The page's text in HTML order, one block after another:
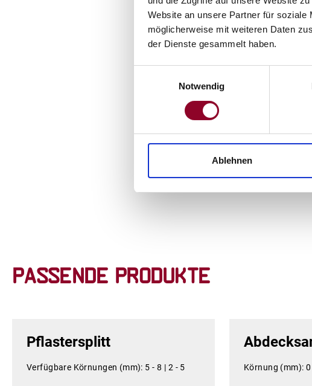
Website an unsere Partner für soziale
möglicherweise mit weiteren Daten
der Dienste gesammelt haben.
Notwendig
Ablehnen
Passende Produkte
Pflastersplitt
Verfügbare Körnungen (mm): 5 - 8 | 2 - 5 Körnung (mm): 0